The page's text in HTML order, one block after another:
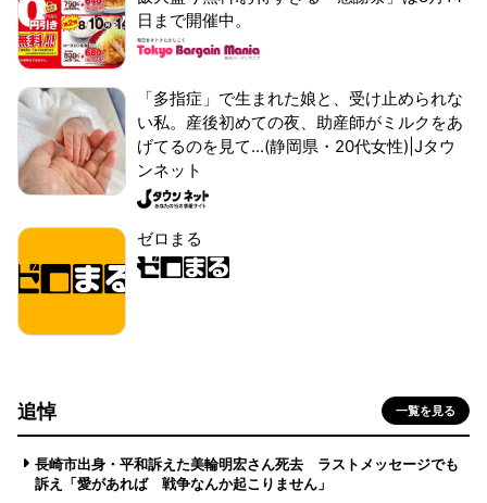
日まで開催中。
「多指症」で生まれた娘と、受け止められな
い私。産後初めての夜、助産師がミルクをあ
げてるのを見て...(静岡県・20代女性)|Jタウ
ンネット
ゼロまる
追悼 一覧を見る
長崎市出身・平和訴えた美輪明宏さん死去 ラストメッセージでも
訴え「愛があれば 戦争なんか起こりません」